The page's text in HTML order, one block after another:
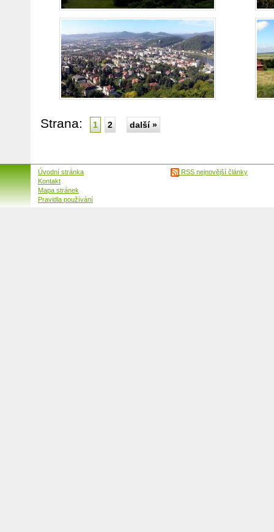
Strana: 1 2 další »
Úvodní stránka
Kontakt
Mapa stránek
Pravidla používání
RSS nejnovější články